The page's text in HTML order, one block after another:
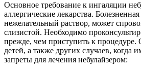
Основное требование к ингаляции
аллергические лекарства.
нежелательный раствор, может
слизистой. Необходимо
прежде, чем приступить к процедуре.
детей, а также других случаев, когда
запреты для лечения небулайзером: